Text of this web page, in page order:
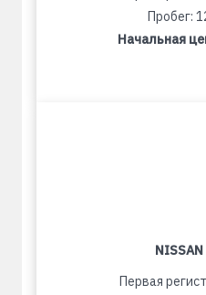
Пробег:
Начальная
NISSAN
Первая